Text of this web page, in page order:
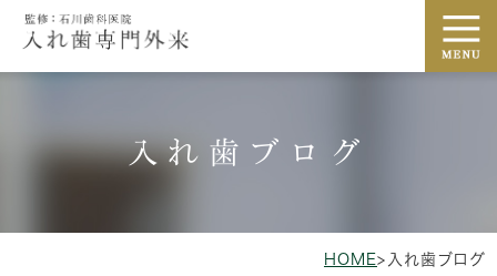
入れ歯ブログ
HOME> 入れ歯ブログ